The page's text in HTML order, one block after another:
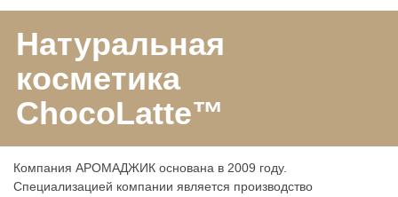
g
g
l
e
a
Натуральная
косметика
ChocoLatte™
Компания АРОМАДЖИК основана в 2009 году.
Специализацией компании является производство